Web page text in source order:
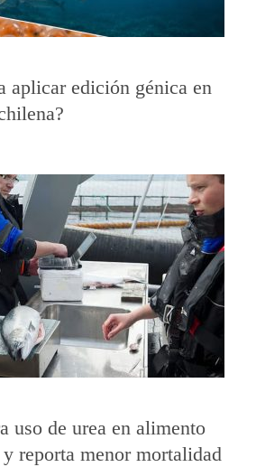
aplicar edición génica en
uso de urea en alimento
reporta menor mortalidad